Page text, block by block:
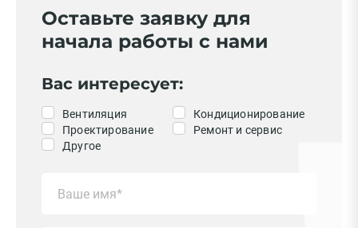
Оставьте заявку для
начала работы с нами
Вас интересует:
Вентиляция
Кондиционирование
Проектирование
Ремонт и сервис
Другое